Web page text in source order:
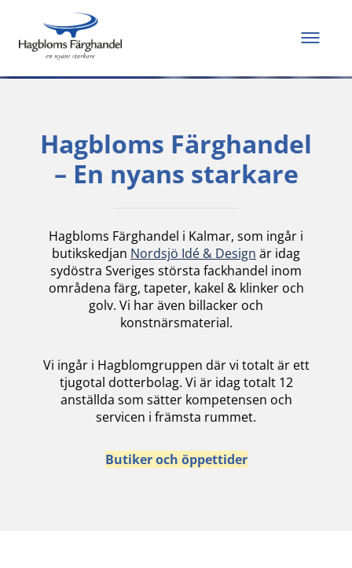
Allt du behöver för
att måla och renovera
Hagbloms Färghandel
– En nyans starkare
Hagbloms Färghandel i Kalmar, som ingår i
butikskedjan Nordsjö Idé & Design är idag
sydöstra Sveriges största fackhandel inom
områdena färg, tapeter, kakel & klinker och
golv. Vi har även billacker och
konstnärsmaterial.
Vi ingår i Hagblomgruppen där vi totalt är ett
tjugotal dotterbolag. Vi är idag totalt 12
anställda som sätter kompetensen och
servicen i främsta rummet.
Butiker och öppettider